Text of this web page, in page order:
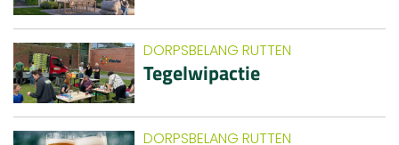
DORPSBELANG RUTTEN
Tegelwipactie
DORPSBELANG RUTTEN